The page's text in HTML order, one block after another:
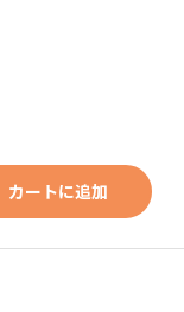
カートに追加